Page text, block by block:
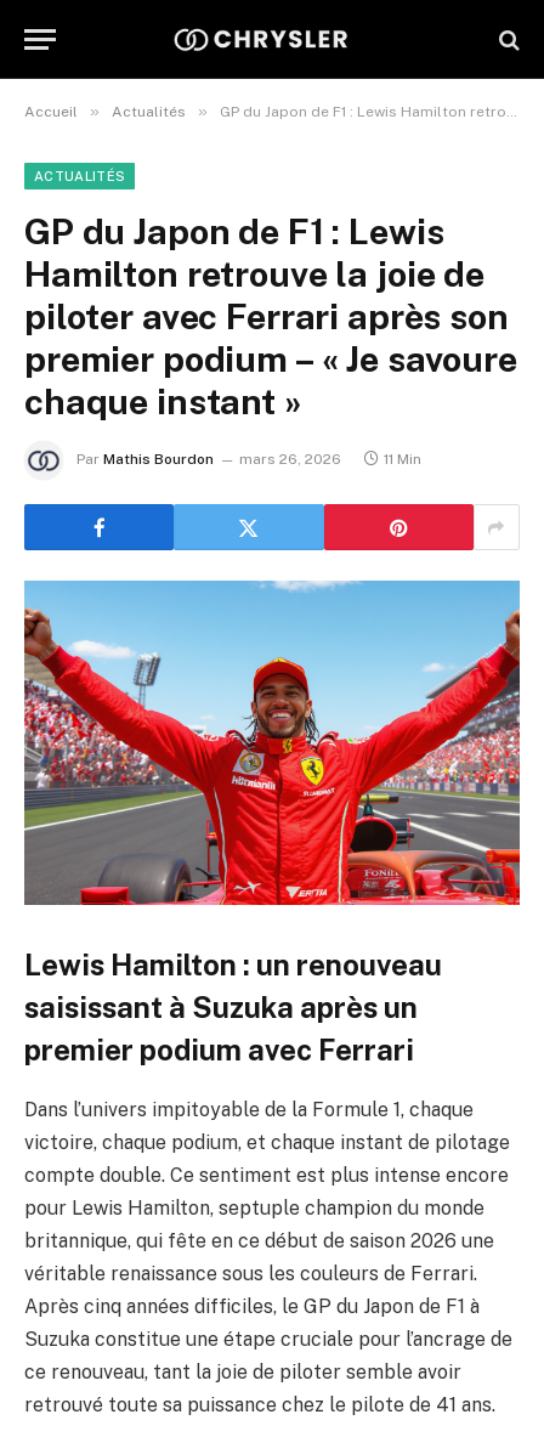
Accueil » Actualités » GP du Japon de F1 : Lewis Hamilton retrouve la joie de piloter avec Ferrari après son premier podium – « Je savoure chaque instant »
ACTUALITÉS
GP du Japon de F1 : Lewis
Hamilton retrouve la joie de
piloter avec Ferrari après son
premier podium – « Je savoure
chaque instant »
Par Mathis Bourdon mars 26, 2026 11 Min
Lewis Hamilton : un renouveau
saisissant à Suzuka après un
premier podium avec Ferrari
Dans l’univers impitoyable de la Formule 1, chaque
victoire, chaque podium, et chaque instant de pilotage
compte double. Ce sentiment est plus intense encore
pour Lewis Hamilton, septuple champion du monde
britannique, qui fête en ce début de saison 2026 une
véritable renaissance sous les couleurs de Ferrari.
Après cinq années difficiles, le GP du Japon de F1 à
Suzuka constitue une étape cruciale pour l’ancrage de
ce renouveau, tant la joie de piloter semble avoir
retrouvé toute sa puissance chez le pilote de 41 ans.